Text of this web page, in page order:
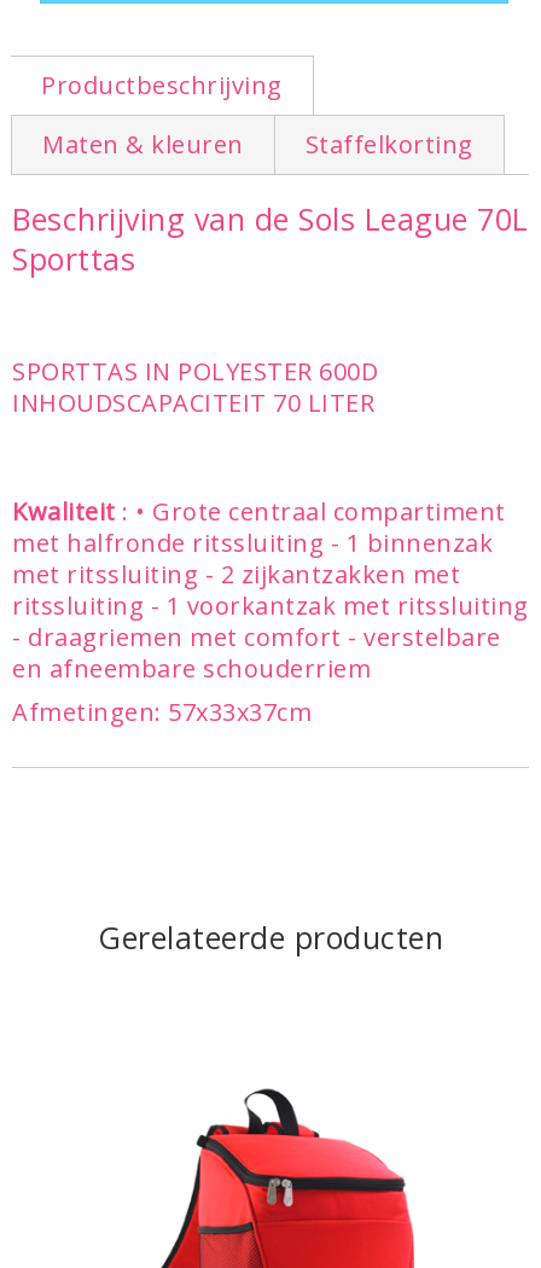
Productbeschrijving
Maten & kleuren
Staffelkorting
Beschrijving van de Sols League 70L
Sporttas
SPORTTAS IN POLYESTER 600D
INHOUDSCAPACITEIT 70 LITER
Kwaliteit : • Grote centraal compartiment
met halfronde ritssluiting - 1 binnenzak
met ritssluiting - 2 zijkantzakken met
ritssluiting - 1 voorkantzak met ritssluiting
- draagriemen met comfort - verstelbare
en afneembare schouderriem
Afmetingen: 57x33x37cm
Gerelateerde producten